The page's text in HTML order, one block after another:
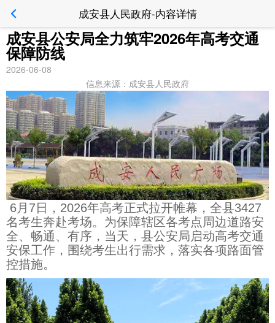
成安县人民政府-内容详情
成安县公安局全力筑牢2026年高考交通
保障防线
2026-06-08
信息来源：成安县人民政府
6月7日，2026年高考正式拉开帷幕，全县3427
名考生奔赴考场。为保障辖区各考点周边道路安
全、畅通、有序，当天， 县公安局启动高考交通
安保工作，围绕考生出行需求，落实各项路面管
控措施。